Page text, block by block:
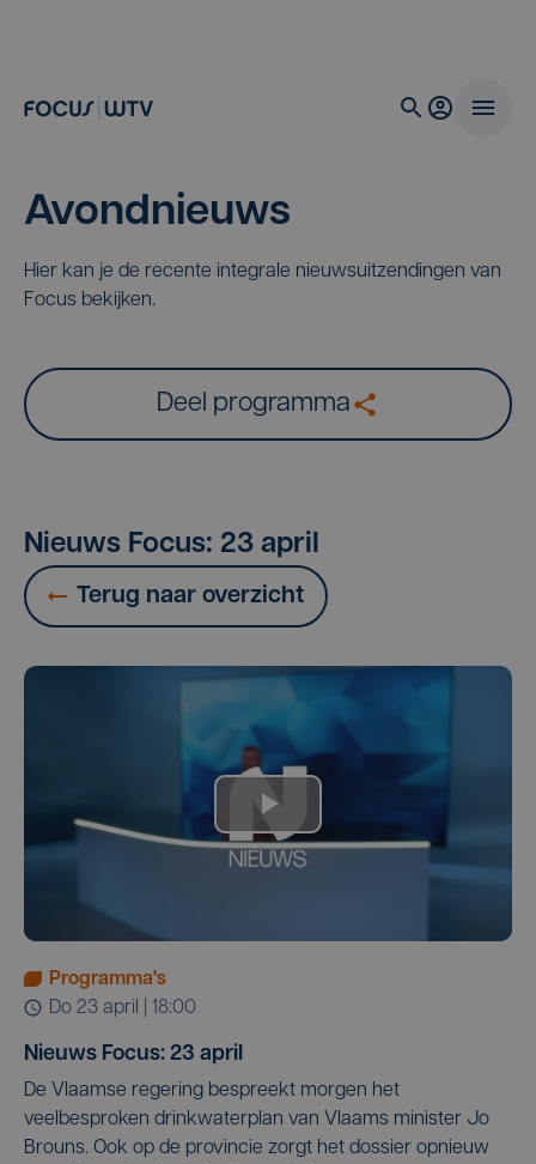
Avondnieuws
Hier kan je de recente integrale nieuwsuitzendingen van
Focus bekijken.
Deel programma
Nieuws Focus: 23 april
Terug naar overzicht
Programma's
do 23 april | 18:00
Nieuws Focus: 23 april
De Vlaamse regering bespreekt morgen het
veelbesproken drinkwaterplan van Vlaams minister Jo
Brouns. Ook op de provincie zorgt het dossier opnieuw